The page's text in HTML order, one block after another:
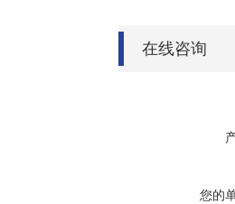
在线咨询
您的